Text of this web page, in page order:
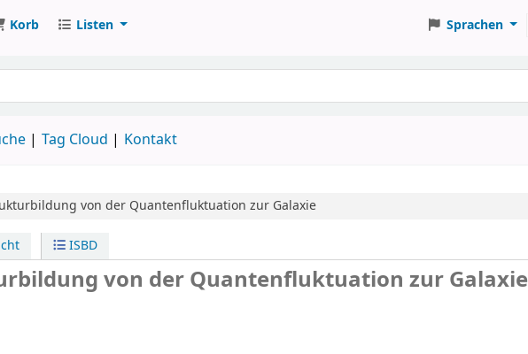
Korb Listen Sprachen
Katalog
Tag Cloud Kontakt
von der Quantenfluktuation zur Galaxie
ISBD
von der Quantenfluktuation zur Galaxie